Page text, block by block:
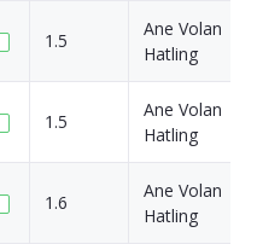
1.5
Ane Volan
Hatling
1.5
Ane Volan
Hatling
1.6
Ane Volan
Hatling